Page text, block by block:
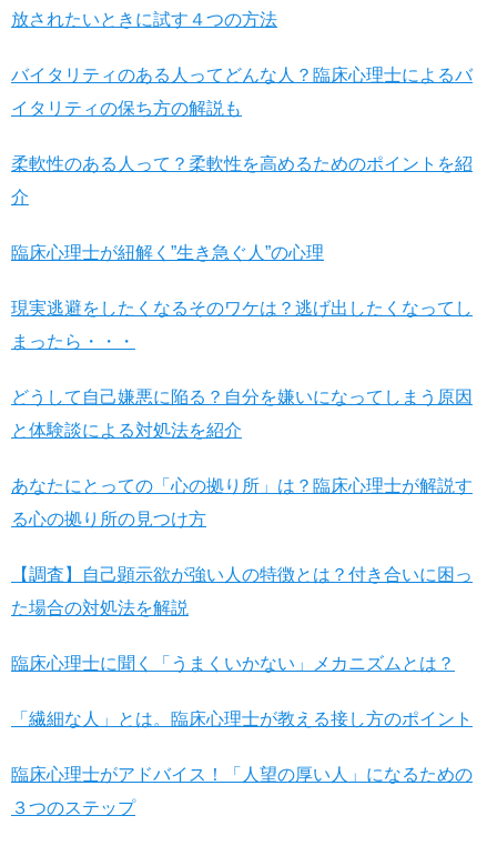
放されたいときに試す４つの方法
バイタリティのある人ってどんな人？臨床心理士によるバ
イタリティの保ち方の解説も
柔軟性のある人って？柔軟性を高めるためのポイントを紹
介
臨床心理士が紐解く”生き急ぐ人”の心理
現実逃避をしたくなるそのワケは？逃げ出したくなってし
まったら・・・
どうして自己嫌悪に陥る？自分を嫌いになってしまう原因
と体験談による対処法を紹介
あなたにとっての「心の拠り所」は？臨床心理士が解説す
る心の拠り所の見つけ方
【調査】自己顕示欲が強い人の特徴とは？付き合いに困っ
た場合の対処法を解説
臨床心理士に聞く「うまくいかない」メカニズムとは？
「繊細な人」とは。臨床心理士が教える接し方のポイント
臨床心理士がアドバイス！「人望の厚い人」になるための
３つのステップ